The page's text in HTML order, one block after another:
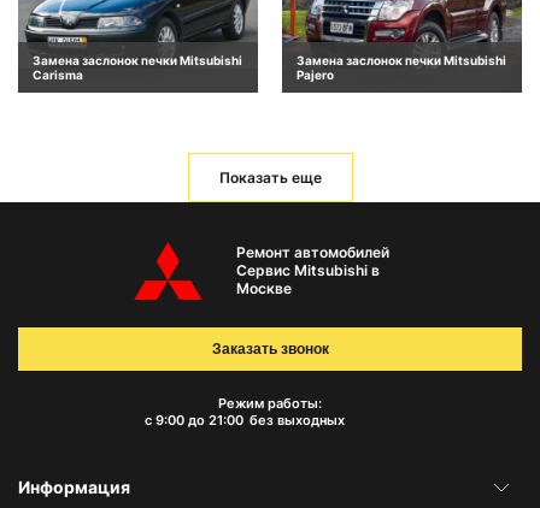
Замена заслонок печки Mitsubishi
Carisma
Замена заслонок печки Mitsubishi
Pajero
Показать еще
Ремонт автомобилей
Сервис Mitsubishi в
Москве
Режим работы:
с 9:00 до 21:00 без выходных
Заказать звонок
Информация